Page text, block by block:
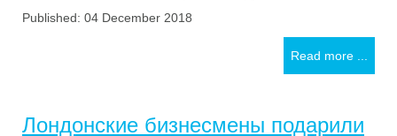
Published: 04 December 2018
Read more ...
Лондонские бизнесмены подарили